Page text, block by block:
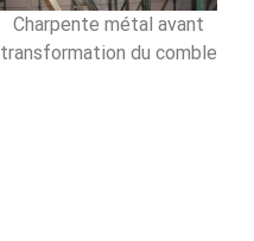
Charpente métal avant
transformation du comble